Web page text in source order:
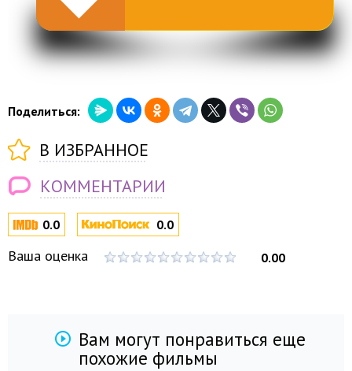
0.0 0.0
Ваша оценка 0.00
Поделиться:
В ИЗБРАННОЕ
КОММЕНТАРИИ
Вам могут понравиться еще
похожие фильмы